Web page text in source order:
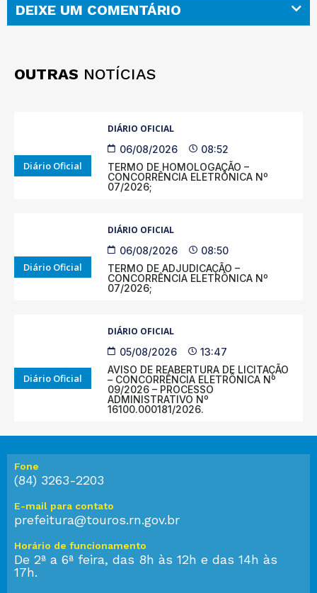
DEIXE UM COMENTÁRIO
OUTRAS NOTÍCIAS
Diário Oficial
DIÁRIO OFICIAL
06/08/2026
08:52
TERMO DE HOMOLOGAÇÃO –
CONCORRÊNCIA ELETRÔNICA Nº
07/2026;
Diário Oficial
DIÁRIO OFICIAL
06/08/2026
08:50
TERMO DE ADJUDICAÇÃO –
CONCORRÊNCIA ELETRÔNICA Nº
07/2026;
Diário Oficial
DIÁRIO OFICIAL
05/08/2026
13:47
AVISO DE REABERTURA DE LICITAÇÃO
– CONCORRÊNCIA ELETRÔNICA Nº
09/2026 – PROCESSO
ADMINISTRATIVO Nº
16100.000181/2026.
Fone
(84) 3263-2203
E-mail para contato
prefeitura@touros.rn.gov.br
Horário de funcionamento
De 2ª a 6ª feira, das 8h às 12h e das 14h às
17h.